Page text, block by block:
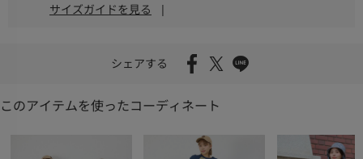
サイズガイドを見る |
シェアする
このアイテムを使ったコーディネート